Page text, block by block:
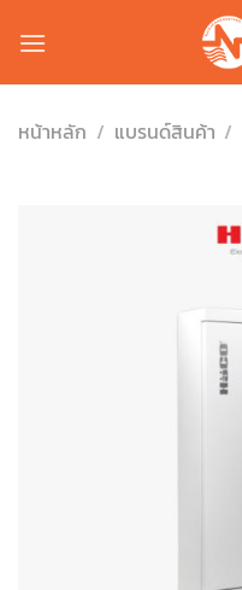
หน้าหลัก / แบรนด์สินค้า /